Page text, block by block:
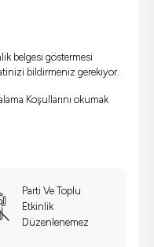
belgesi göstermesi
bildirmeniz gerekiyor.
Koşullarını okumak
Parti Ve Toplu
Etkinlik
Düzenlenemez